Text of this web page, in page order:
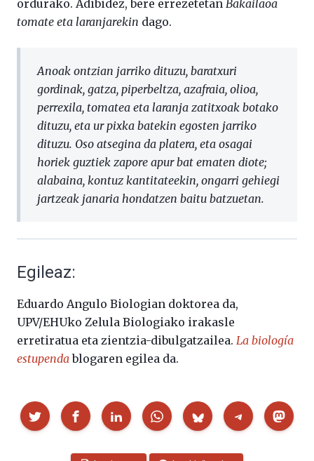
ordurako. Adibidez, bere errezetetan Bakailaoa
tomate eta laranjarekin dago.
Anoak ontzian jarriko dituzu, baratxuri
gordinak, gatza, piperbeltza, azafraia, olioa,
perrexila, tomatea eta laranja zatitxoak botako
dituzu, eta ur pixka batekin egosten jarriko
dituzu. Oso atsegina da platera, eta osagai
horiek guztiek zapore apur bat ematen diote;
alabaina, kontuz kantitateekin, ongarri gehiegi
jartzeak janaria hondatzen baitu batzuetan.
Egileaz:
Eduardo Angulo Biologian doktorea da,
UPV/EHUko Zelula Biologiako irakasle
erretiratua eta zientzia-dibulgatzailea. La biología
estupendablogaren egilea da.
Partekatu